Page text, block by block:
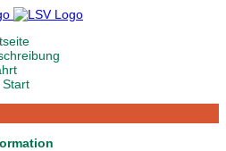
Start